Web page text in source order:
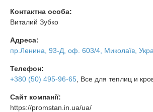
Контактна особа:
Виталий Зубко
Адреса:
пр.Ленина, 93-Д, оф. 603/4, Миколаїв,
Телефон:
+380 (50) 495-96-65 , Все для теплиц и
Сайт компанії:
https://promstan.in.ua/ua/